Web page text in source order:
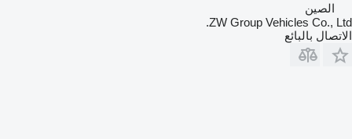
الصين
ZW Group Vehicles Co., Ltd.
الاتصال بالبائع